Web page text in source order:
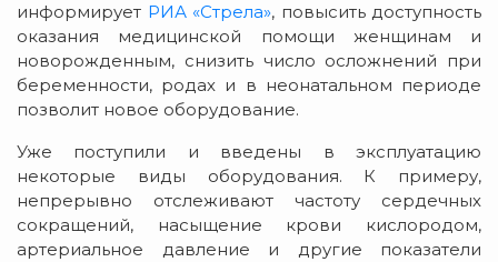
информирует РИА «Стрела», повысить доступность
оказания медицинской помощи женщинам и
новорожденным, снизить число осложнений при
беременности, родах и в неонатальном периоде
позволит новое оборудование.
Уже поступили и введены в эксплуатацию
некоторые виды оборудования. К примеру,
непрерывно отслеживают частоту сердечных
сокращений, насыщение крови кислородом,
артериальное давление и другие показатели